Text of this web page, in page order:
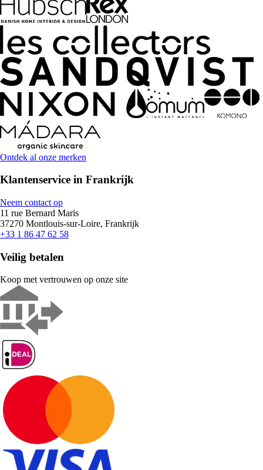
Ontdek al onze merken
Klantenservice in Frankrijk
Neem contact op
11 rue Bernard Maris
37270 Montlouis-sur-Loire, Frankrijk
+33 1 86 47 62 58
Veilig betalen
Koop met vertrouwen op onze site